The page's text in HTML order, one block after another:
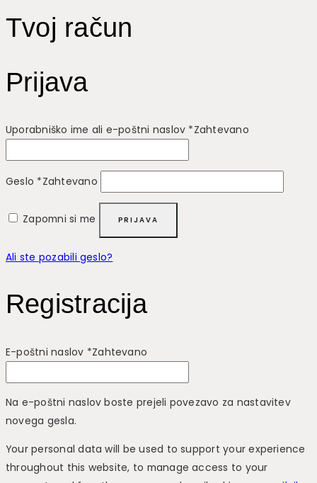
Tvoj račun
Prijava
Uporabniško ime ali e-poštni naslov *Zahtevano
Geslo *Zahtevano
Zapomni si me PRIJAVA
Ali ste pozabili geslo?
Registracija
E-poštni naslov *Zahtevano
Na e-poštni naslov boste prejeli povezavo za nastavitev
novega gesla.
Your personal data will be used to support your experience
throughout this website, to manage access to your